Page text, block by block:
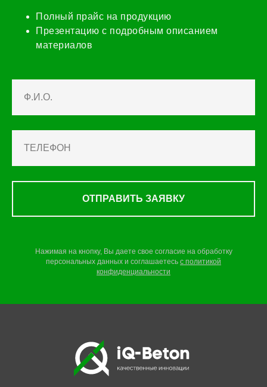
Полный прайс на продукцию
Презентацию с подробным описанием
материалов
ОТПРАВИТЬ ЗАЯВКУ
Нажимая на кнопку, Вы даете свое согласие на обработку
персональных данных и соглашаетесь c политикой
конфиденциальности